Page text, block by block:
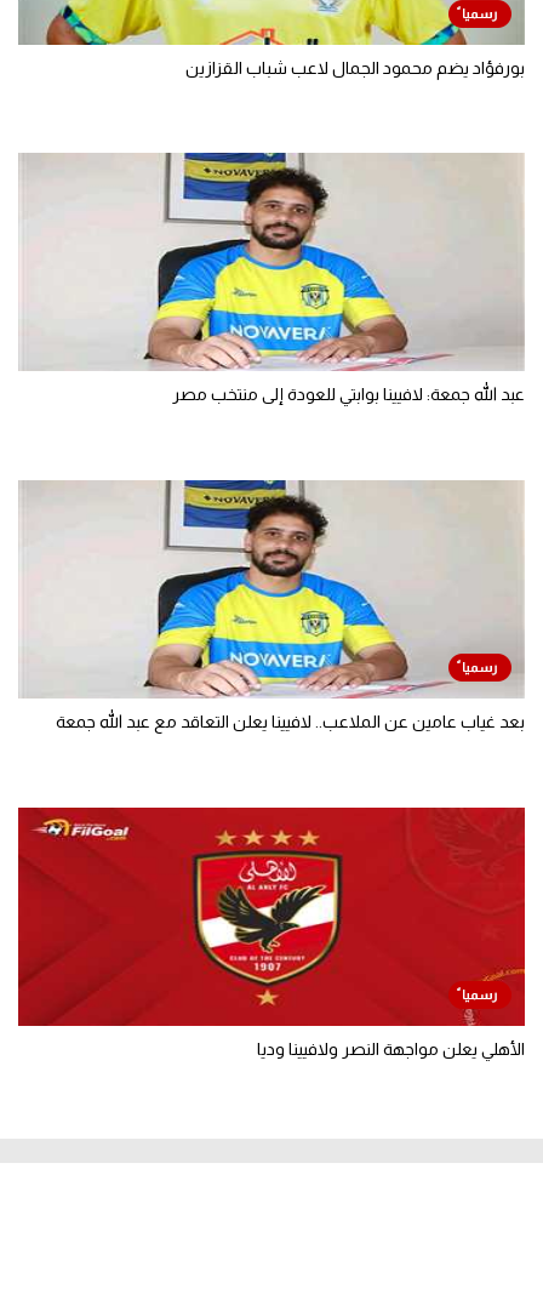
بورفؤاد يضم محمود الجمال لاعب شباب القزازين
عبد الله جمعة: لافيينا بوابتي للعودة إلى منتخب مصر
بعد غياب عامين عن الملاعب.. لافيينا يعلن التعاقد مع عبد الله جمعة
الأهلي يعلن مواجهة النصر ولافيينا وديا